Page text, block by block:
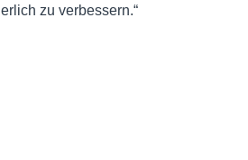
zu verbessern.“